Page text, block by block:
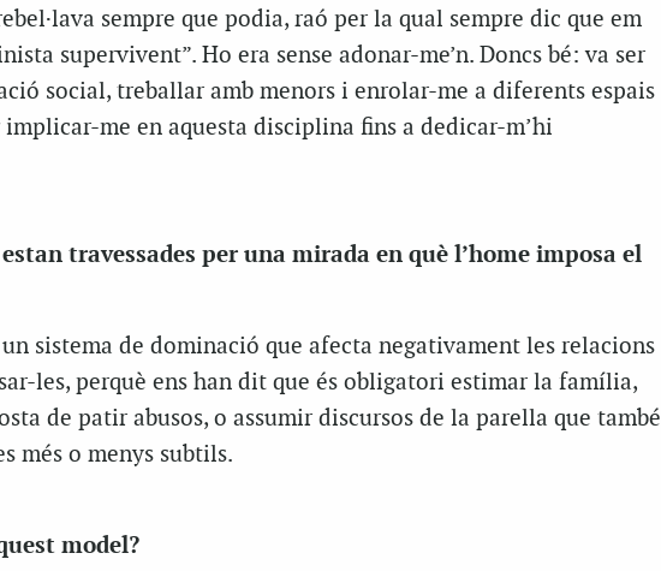
sempre que podia, raó per la qual sempre dic que em
supervivent”. Ho era sense adonar-me’n. Doncs bé: va ser
social, treballar amb menors i enrolar-me a diferents espais
me en aquesta disciplina fins a dedicar-m’hi
travessades per una mirada en què l’home imposa el
sistema de dominació que afecta negativament les relacions
les, perquè ens han dit que és obligatori estimar la família,
de patir abusos, o assumir discursos de la parella que també
més o menys subtils.
model?